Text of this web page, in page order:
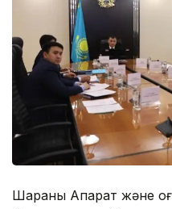
Шараны Ақпарат және